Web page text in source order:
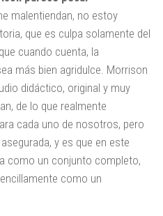
malentiendan, no estoy
que es culpa solamente del
cuando cuenta, la
más bien agridulce. Morrison
didáctico, original y muy
de lo que realmente
cada uno de nosotros, pero
y es que en este
como un conjunto completo,
como un